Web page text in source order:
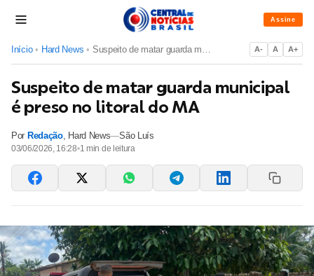
Assine
Início • Hard News • Suspeito de matar guarda municipal é preso no litoral do MA A- A A+
Suspeito de matar guarda municipal
é preso no litoral do MA
Por Redação, Hard News—São Luís
03/06/2026, 16:28•1 min de leitura